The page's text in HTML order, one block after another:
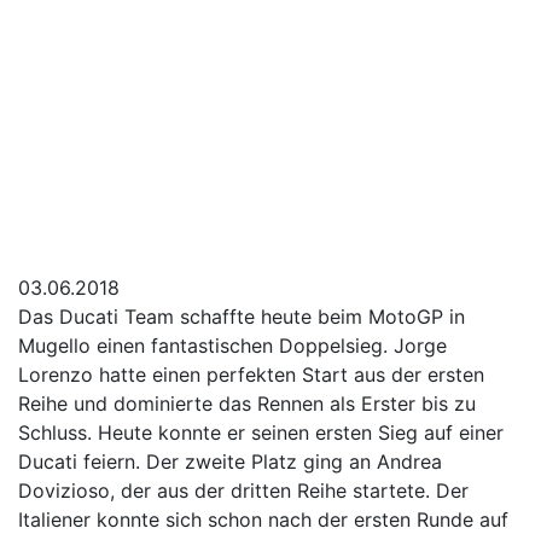
03.06.2018
Das Ducati Team schaffte heute beim MotoGP in
Mugello einen fantastischen Doppelsieg. Jorge
Lorenzo hatte einen perfekten Start aus der ersten
Reihe und dominierte das Rennen als Erster bis zu
Schluss. Heute konnte er seinen ersten Sieg auf einer
Ducati feiern. Der zweite Platz ging an Andrea
Dovizioso, der aus der dritten Reihe startete. Der
Italiener konnte sich schon nach der ersten Runde auf